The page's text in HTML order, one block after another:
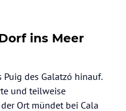
ins Meer
Puig des Galatzó hinauf.
und teilweise
Ort mündet bei Cala